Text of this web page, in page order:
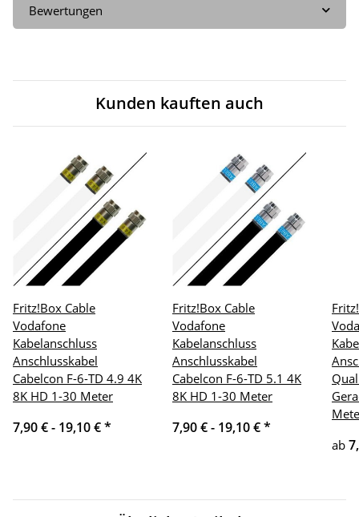
Bewertungen
Kunden kauften auch
Fritz!Box Cable
Vodafone
Kabelanschluss
Anschlusskabel
Cabelcon F-6-TD 4.9 4K
8K HD 1-30 Meter
7,90 € - 19,10 €*
Fritz!Box Cable
Vodafone
Kabelanschluss
Anschlusskabel
Cabelcon F-6-TD 5.1 4K
8K HD 1-30 Meter
7,90 € - 19,10 €*
ab